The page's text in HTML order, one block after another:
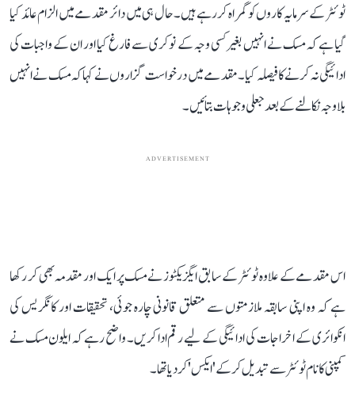
ٹوئٹر کے سرمایہ کاروں کو گمراہ کر رہے ہیں۔ حال ہی میں دائر مقدمے میں الزام عائد کیا
گیا ہے کہ مسک نے انہیں بغیر کسی وجہ کے نوکری سے فارغ کیا اور ان کے واجبات کی
ادائیگی نہ کرنے کا فیصلہ کیا۔ مقدمے میں درخواست گزاروں نے کہا کہ مسک نے انہیں
بلاوجہ نکالنے کے بعد جعلی وجوہات بتائیں۔
ADVERTISEMENT
اس مقدمے کے علاوہ ٹوئٹر کے سابق ایگزیکٹوز نے مسک پر ایک اور مقدمہ بھی کر رکھا
ہے کہ وہ اپنی سابقہ ملازمتوں سے متعلق قانونی چارہ جوئی، تحقیقات اور کانگریس کی
انکوائری کے اخراجات کی ادائیگی کے لیے رقم ادا کریں۔ واضح رہے کہ ایلون مسک نے
کمپنی کا نام ٹوئٹر سے تبدیل کر کے 'ایکس' کر دیا تھا۔